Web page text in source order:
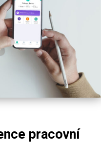
pracovní